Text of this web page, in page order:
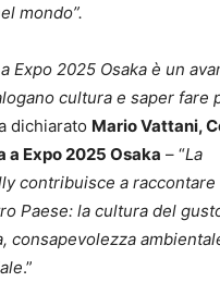
mondo”.
Expo 2025 Osaka è un
cultura e saper fare
dichiarato Mario Vattani,
a Expo 2025 Osaka – “La
contribuisce a
Paese: la cultura del
consapevolezza
.”